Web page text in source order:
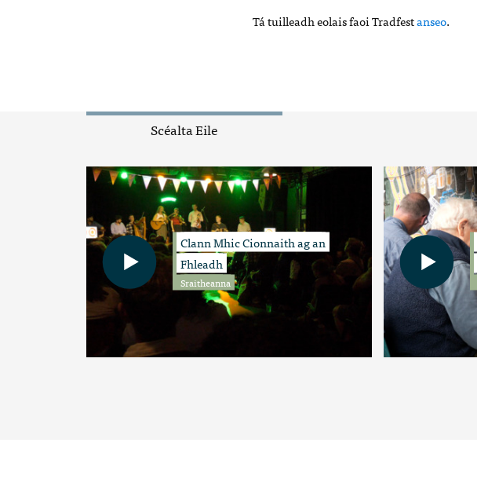
Tá tuilleadh eolais faoi Tradfestanseo.
Scéalta Eile
Clann Mhic Cionnaith ag an
Fhleadh
Sraitheanna